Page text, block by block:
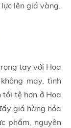
lên giá vàng.
tay với Hoa
may, tình
tồi tệ hơn ở Hoa
giá hàng hóa
phẩm, nguyên